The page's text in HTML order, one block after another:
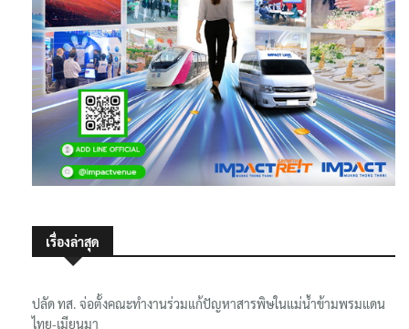
เรื่องล่าสุด
ปลัด ทส. จ่อตั้งคณะทำงานร่วมแก้ปัญหาสารพิษในแม่น้ำข้ามพรมแดน
ไทย-เมียนมา